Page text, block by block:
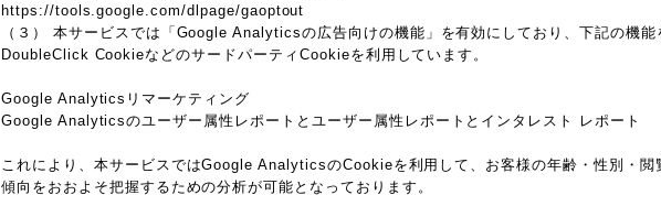
https://tools.google.com/dlpage/gaoptout
（３） 本サービスでは「Google Analyticsの広告向けの機能」を有効にしており、下記の機
DoubleClick CookieなどのサードパーティCookieを利用しています。
Google Analyticsリマーケティング
Google Analyticsのユーザー属性レポートとユーザー属性レポートとインタレスト レポート
これにより、本サービスではGoogle AnalyticsのCookieを利用して、お客様の年齢・性別・閲
傾向をおおよそ把握するための分析が可能となっております。